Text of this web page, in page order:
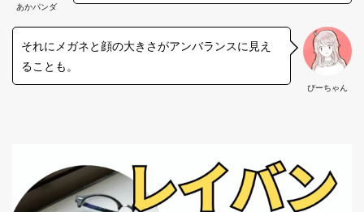
あかパンダ
ぴーちゃん
それにメガネと顔の大きさがアンバランスに見え
ることも。